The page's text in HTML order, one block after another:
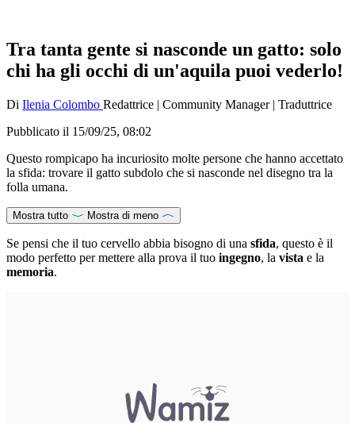
Tra tanta gente si nasconde un gatto: solo
chi ha gli occhi di un'aquila puoi vederlo!
Di Ilenia Colombo Redattrice | Community Manager | Traduttrice
Pubblicato il 15/09/25, 08:02
Questo rompicapo ha incuriosito molte persone che hanno accettato
la sfida: trovare il gatto subdolo che si nasconde nel disegno tra la
folla umana.
Mostra tutto Mostra di meno
Se pensi che il tuo cervello abbia bisogno di una sfida, questo è il
modo perfetto per mettere alla prova il tuo ingegno, la vista e la
memoria.